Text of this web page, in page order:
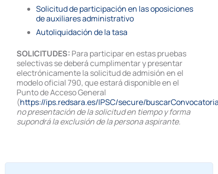
22.04.2025
Resolución de Alcaldía de abstención
uno de los miembros del Tribunal
calificador.
07.05.2025
Información sobre los sistemas de
identificación y acceso a recinto y
distribución de los/as aspirantes
admitidos/as al proceso selectivo.
de examen: 11 de mayo.
07.05.2025
Distribución de aspirantes por aula.
07.05.2025
Resolución del tribunal después del
concedidas y denegadas.
Solicitud de participación en las oposiciones
de auxiliares administrativo
Autoliquidación de la tasa
SOLICITUDES: Para participar en estas pruebas
selectivas se deberá cumplimentar y presentar
electrónicamente la solicitud de admisión en el
modelo oficial 790, que estará disponible en el
Punto de Acceso General
(https://ips.redsara.es/IPSC/secure/
no presentación de la solicitud en tiempo y forma
supondrá la exclusión de la persona aspirante.